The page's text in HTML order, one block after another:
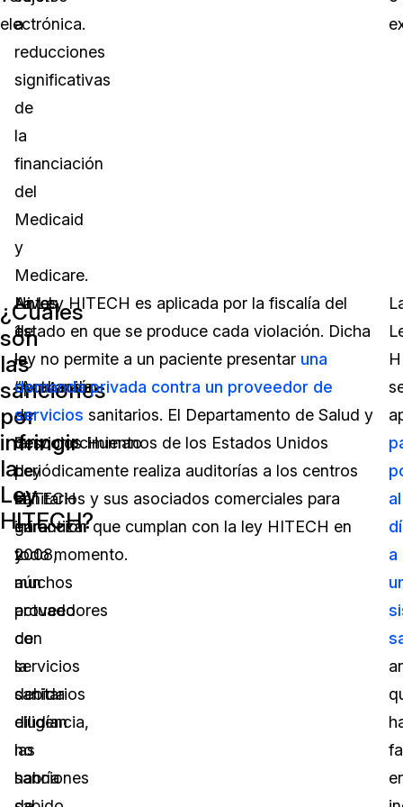
electrónica.
a
reducciones
significativas
de
la
financiación
del
Medicaid
y
Medicare.
¿Cuáles
son
las
sanciones
por
infringir
la
Ley
HITECH?
Antes
de
la
aprobación
de
la
Ley
HITECH
en
2008,
muchos
proveedores
de
servicios
sanitarios
eludían
las
sanciones
Nivel
1
–
“Actuando
en
desconocimiento
de
la
infracción
y
aún
actuado
con
la
debida
diligencia,
no
habría
La Ley HITECH es aplicada por la fiscalía del
estado en que se produce cada violación. Dicha
ley no permite a un paciente presentar una
demanda privada contra un proveedor de
servicios sanitarios. El Departamento de Salud y
Servicios Humanos de los Estados Unidos
periódicamente realiza auditorías a los centros
sanitarios y sus asociados comerciales para
garantizar que cumplan con la ley HITECH en
todo momento.
al
a